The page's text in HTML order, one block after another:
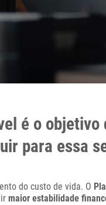
é o objetivo
para essa
do custo de vida. O
maior estabilidade